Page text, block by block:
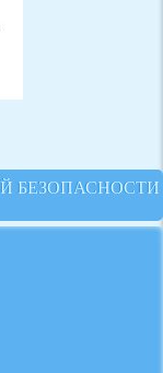
БЕЗОПАСНОСТИ